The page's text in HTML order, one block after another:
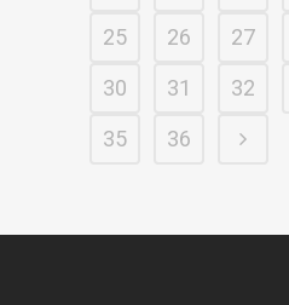
25
26 27
30
31 32
35
36